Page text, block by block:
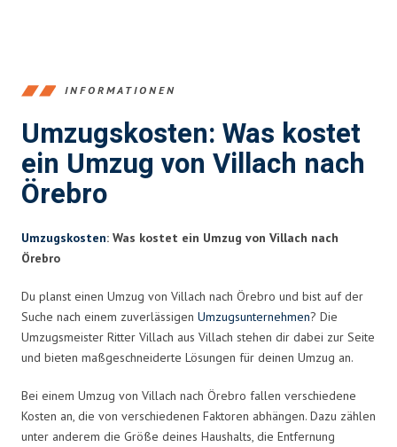
INFORMATIONEN
Umzugskosten: Was kostet
ein Umzug von Villach nach
Örebro
Umzugskosten: Was kostet ein Umzug von Villach nach
Örebro
Du planst einen Umzug von Villach nach Örebro und bist auf der
Suche nach einem zuverlässigen Umzugsunternehmen? Die
Umzugsmeister Ritter Villach aus Villach stehen dir dabei zur Seite
und bieten maßgeschneiderte Lösungen für deinen Umzug an.
Bei einem Umzug von Villach nach Örebro fallen verschiedene
Kosten an, die von verschiedenen Faktoren abhängen. Dazu zählen
unter anderem die Größe deines Haushalts, die Entfernung